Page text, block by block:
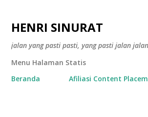
HENRI SINURAT
jalan yang pasti pasti, yang pasti jalan jalan
Menu Halaman Statis
Beranda
Afiliasi Content